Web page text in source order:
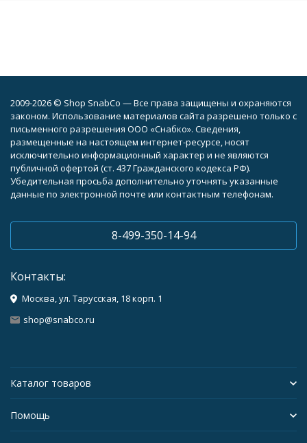
2009-2026 © Shop SnabCo — Все права защищены и охраняются
законом. Использование материалов сайта разрешено только с
письменного разрешения ООО «Снабко». Сведения,
размещенные на настоящем интернет-ресурсе, носят
исключительно информационный характер и не являются
публичной офертой (ст. 437 Гражданского кодекса РФ).
Убедительная просьба дополнительно уточнять указанные
данные по электронной почте или контактным телефонам.
8-499-350-14-94
Контакты:
Москва, ул. Тарусская, 18 корп. 1
shop@snabco.ru
Каталог товаров
Помощь